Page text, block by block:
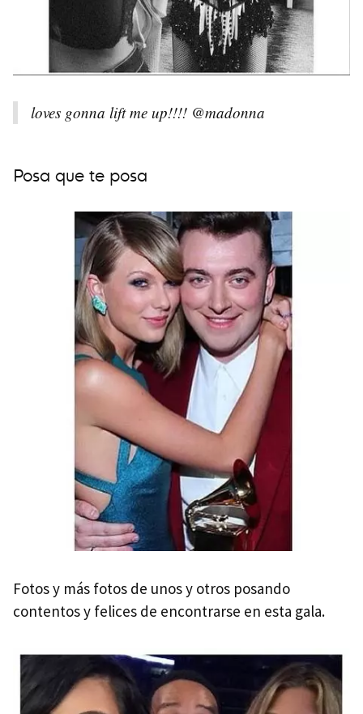
loves gonna lift me up!!!! @madonna
Posa que te posa
Fotos y más fotos de unos y otros posando
contentos y felices de encontrarse en esta gala.